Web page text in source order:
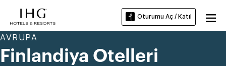
Oturumu Aç / Katıl
AVRUPA
Finlandiya Otelleri